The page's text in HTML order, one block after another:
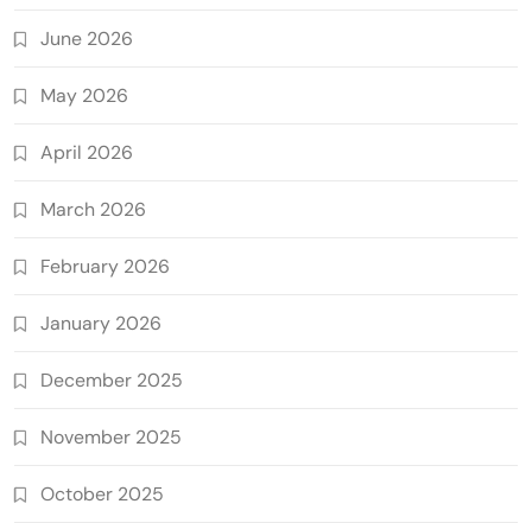
June 2026
May 2026
April 2026
March 2026
February 2026
January 2026
December 2025
November 2025
October 2025